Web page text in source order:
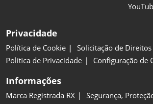
Privacidade
Política de Cookie
Solicitação de Direitos
Política de Privacidade
Configuração de
Informações
Marca Registrada RX
Segurança,